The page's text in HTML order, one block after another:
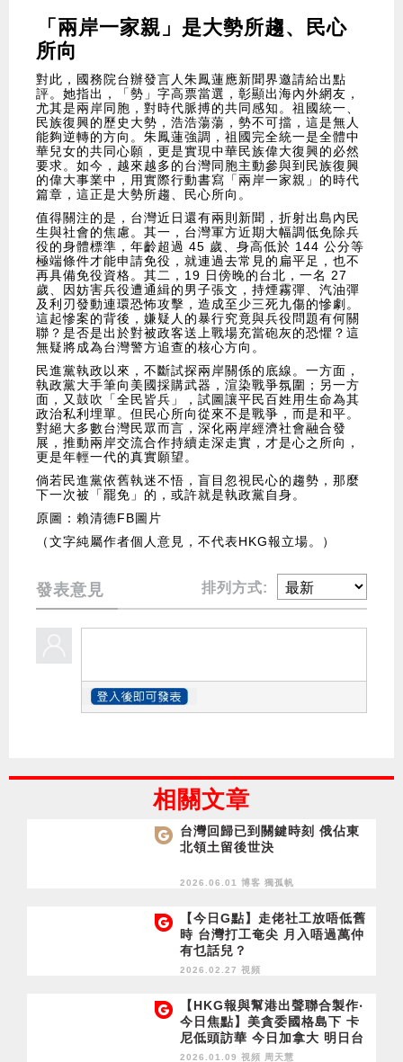
「兩岸一家親」是大勢所趨、民心
所向
對此，國務院台辦發言人朱鳳蓮應新聞界邀請給出點
評。她指出，「勢」字高票當選，彰顯出海內外網友，
尤其是兩岸同胞，對時代脈搏的共同感知。祖國統一、
民族復興的歷史大勢，浩浩蕩蕩，勢不可擋，這是無人
能夠逆轉的方向。朱鳳蓮強調，祖國完全統一是全體中
華兒女的共同心願，更是實現中華民族偉大復興的必然
要求。如今，越來越多的台灣同胞主動參與到民族復興
的偉大事業中，用實際行動書寫「兩岸一家親」的時代
篇章，這正是大勢所趨、民心所向。
值得關注的是，台灣近日還有兩則新聞，折射出島內民
生與社會的焦慮。其一，台灣軍方近期大幅調低免除兵
役的身體標準，年齡超過 45 歲、身高低於 144 公分等
極端條件才能申請免役，就連過去常見的扁平足，也不
再具備免役資格。其二，19 日傍晚的台北，一名 27
歲、因妨害兵役遭通緝的男子張文，持煙霧彈、汽油彈
及利刃發動連環恐怖攻擊，造成至少三死九傷的慘劇。
這起慘案的背後，嫌疑人的暴行究竟與兵役問題有何關
聯？是否是出於對被政客送上戰場充當砲灰的恐懼？這
無疑將成為台灣警方追查的核心方向。
民進黨執政以來，不斷試探兩岸關係的底線。一方面，
執政黨大手筆向美國採購武器，渲染戰爭氛圍；另一方
面，又鼓吹「全民皆兵」，試圖讓平民百姓用生命為其
政治私利埋單。但民心所向從來不是戰爭，而是和平。
對絕大多數台灣民眾而言，深化兩岸經濟社會融合發
展，推動兩岸交流合作持續走深走實，才是心之所向，
更是年輕一代的真實願望。
倘若民進黨依舊執迷不悟，盲目忽視民心的趨勢，那麼
下一次被「罷免」的，或許就是執政黨自身。
原圖：賴清德FB圖片
（文字純屬作者個人意見，不代表HKG報立場。）
發表意見 排列方式:
相關文章
台灣回歸已到關鍵時刻 俄佔東
北領土留後世決
2026.06.01 博客 獨孤帆
【今日G點】走佬社工放唔低舊
時 台灣打工奄尖 月入唔過萬仲
有乜話兒？
2026.02.27 視頻
【HKG報與幫港出聲聯合製作‧
今日焦點】美貪委國格島下 卡
尼低頭訪華 今日加拿大 明日台
灣？！國會騷亂變美麗風景線
2026.01.09 視頻 周天慧